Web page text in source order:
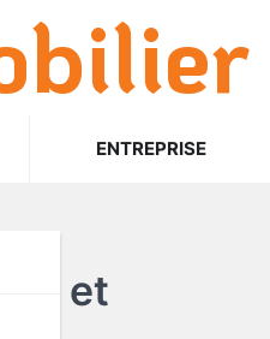
ENTREPRISE
et